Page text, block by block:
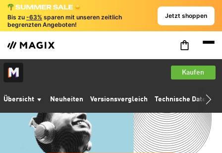
Bis zu -63% sparen mit unseren zeitlich
begrenzten Angeboten!
Jetzt shoppen
Kaufen
Übersicht Neuheiten Versionsvergleich Technische Daten